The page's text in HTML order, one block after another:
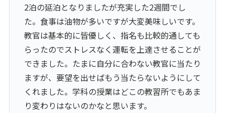
2泊の延泊となりましたが充実した2週間でし
た。食事は油物が多いですが大変美味しいです。
教官は基本的に皆優しく、指名も比較的通しても
らったのでストレスなく運転を上達させることが
できました。たまに自分に合わない教官に当たり
ますが、要望を出せばもう当たらないようにして
くれました。学科の授業はどこの教習所でもあま
り変わりはないのかなと思います。